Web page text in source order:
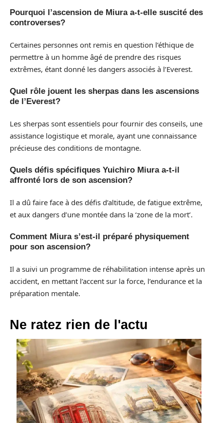
Pourquoi l’ascension de Miura a-t-elle suscité des
controverses?
Certaines personnes ont remis en question l’éthique de
permettre à un homme âgé de prendre des risques
extrêmes, étant donné les dangers associés à l’Everest.
Quel rôle jouent les sherpas dans les ascensions
de l’Everest?
Les sherpas sont essentiels pour fournir des conseils, une
assistance logistique et morale, ayant une connaissance
précieuse des conditions de montagne.
Quels défis spécifiques Yuichiro Miura a-t-il
affronté lors de son ascension?
Il a dû faire face à des défis d’altitude, de fatigue extrême,
et aux dangers d’une montée dans la ‘zone de la mort’.
Comment Miura s’est-il préparé physiquement
pour son ascension?
Il a suivi un programme de réhabilitation intense après un
accident, en mettant l’accent sur la force, l’endurance et la
préparation mentale.
Ne ratez rien de l'actu